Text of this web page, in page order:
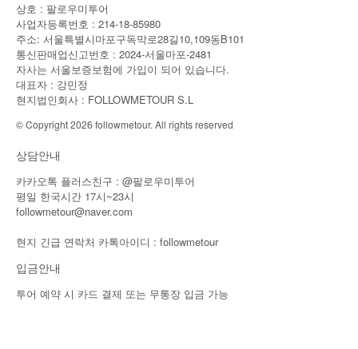
상호 : 팔로우미투어
사업자등록번호 : 214-18-85980
주소: 서울특별시마포구독막로28길10,109동B101
통신판매업신고번호 : 2024-서울마포-2481
자사는 서울보증보험에 가입이 되어 있습니다.
대표자 : 강민정
현지법인회사 : FOLLOWMETOUR S.L
© Copyright 2026 followmetour. All rights reserved
상담안내
카카오톡 플러스친구 : @팔로우미투어
평일 한국시간 17시~23시
followmetour@naver.com
현지 긴급 연락처 카톡아이디 : followmetour
입금안내
투어 예약 시 카드 결제 또는 무통장 입금 가능